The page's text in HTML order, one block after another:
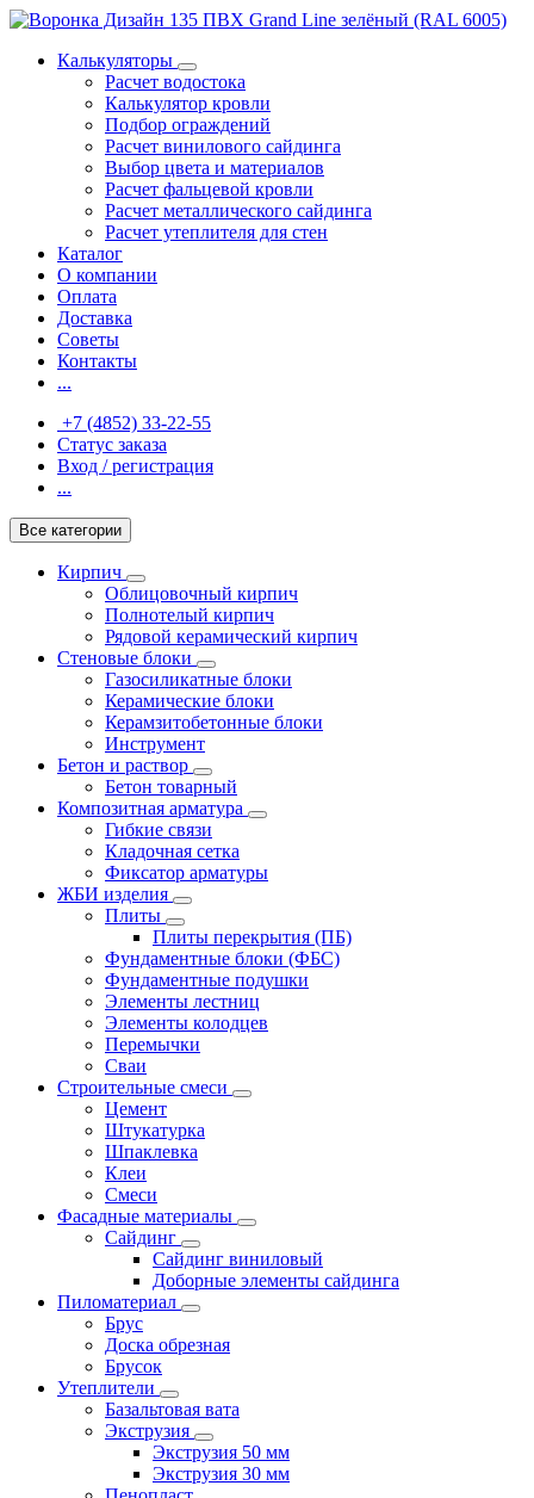
Калькуляторы
Расчет водостока
Калькулятор кровли
Подбор ограждений
Расчет винилового сайдинга
Выбор цвета и материалов
Расчет фальцевой кровли
Расчет металлического сайдинга
Расчет утеплителя для стен
Каталог
О компании
Оплата
Доставка
Советы
Контакты
...
+7 (4852) 33-22-55
Статус заказа
Вход / регистрация
...
Все категории
Кирпич
Облицовочный кирпич
Полнотелый кирпич
Рядовой керамический кирпич
Стеновые блоки
Газосиликатные блоки
Керамические блоки
Керамзитобетонные блоки
Инструмент
Бетон и раствор
Бетон товарный
Композитная арматура
Гибкие связи
Кладочная сетка
Фиксатор арматуры
ЖБИ изделия
Плиты
Плиты перекрытия (ПБ)
Фундаментные блоки (ФБС)
Фундаментные подушки
Элементы лестниц
Элементы колодцев
Перемычки
Сваи
Строительные смеси
Цемент
Штукатурка
Шпаклевка
Клеи
Смеси
Фасадные материалы
Сайдинг
Сайдинг виниловый
Доборные элементы сайдинга
Пиломатериал
Брус
Доска обрезная
Брусок
Утеплители
Базальтовая вата
Экструзия
Экструзия 50 мм
Экструзия 30 мм